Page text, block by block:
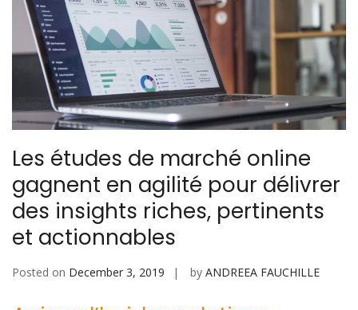
Les études de marché online
gagnent en agilité pour délivrer
des insights riches, pertinents
et actionnables
Posted on December 3, 2019 by ANDREEA FAUCHILLE